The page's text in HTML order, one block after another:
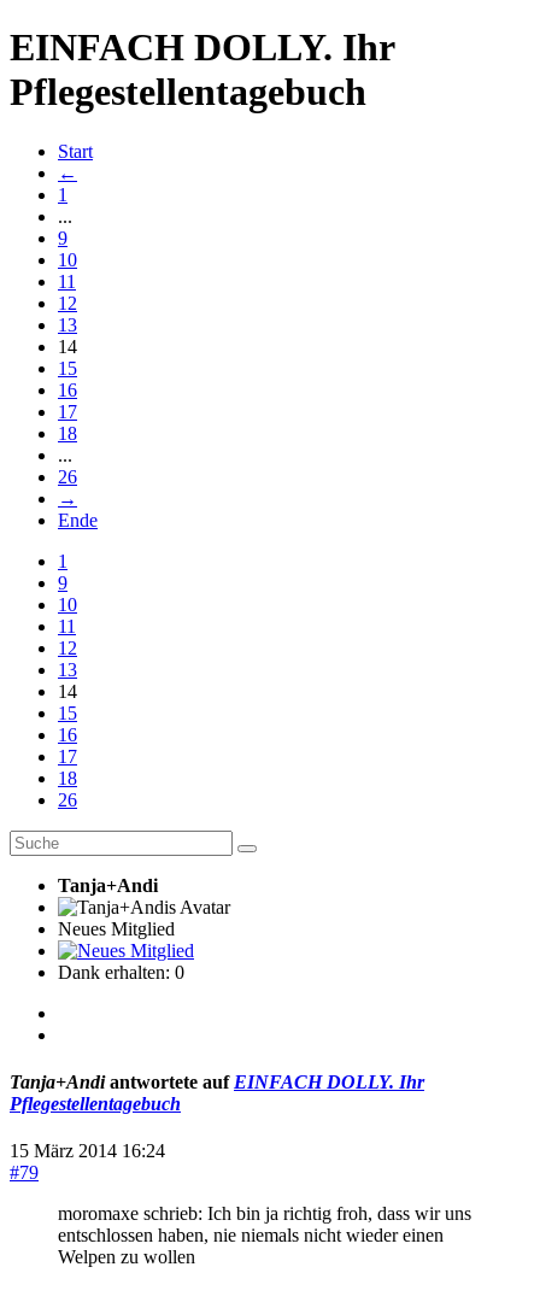
EINFACH DOLLY. Ihr
Pflegestellentagebuch
Start
←
1
...
9
10
11
12
13
14
15
16
17
18
...
26
→
Ende
1
9
10
11
12
13
14
15
16
17
18
26
Tanja+Andi
Neues Mitglied
Dank erhalten: 0
Tanja+Andiantwortete auf EINFACH DOLLY. Ihr
Pflegestellentagebuch
15 März 2014 16:24
#79
moromaxe schrieb: Ich bin ja richtig froh, dass wir uns
entschlossen haben, nie niemals nicht wieder einen
Welpen zu wollen